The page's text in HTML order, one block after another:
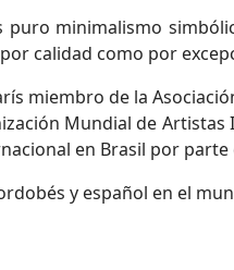
puro minimalismo
calidad como por
miembro de la
Mundial de Artistas
en Brasil por parte
y español en el